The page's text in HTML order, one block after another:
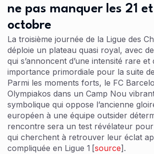
ne pas manquer les 21
octobre
La troisième journée de la Ligue des
déploie un plateau quasi royal, avec
qui s’annoncent d’une intensité rare et
importance primordiale pour la suite
Parmi les moments forts, le FC
Olympiakos dans un Camp Nou
symbolique qui oppose l’ancienne
européen à une équipe outsider
rencontre sera un test révélateur pour
qui cherchent à retrouver leur éclat
compliquée en Ligue 1 [source].